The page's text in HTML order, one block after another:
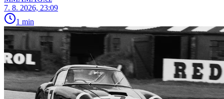
7. 8. 2026, 23:09
1 min